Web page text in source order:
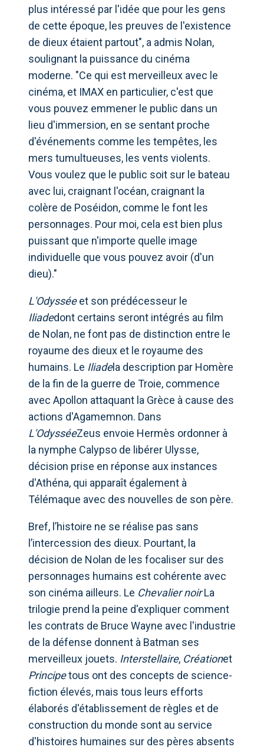
plus intéressé par l'idée que pour les gens
de cette époque, les preuves de l'existence
de dieux étaient partout", a admis Nolan,
soulignant la puissance du cinéma
moderne. "Ce qui est merveilleux avec le
cinéma, et IMAX en particulier, c'est que
vous pouvez emmener le public dans un
lieu d'immersion, en se sentant proche
d'événements comme les tempêtes, les
mers tumultueuses, les vents violents.
Vous voulez que le public soit sur le bateau
avec lui, craignant l'océan, craignant la
colère de Poséidon, comme le font les
personnages. Pour moi, cela est bien plus
puissant que n'importe quelle image
individuelle que vous pouvez avoir (d'un
dieu)."
L'Odysséeet son prédécesseur le
Iliadedont certains seront intégrés au film
de Nolan, ne font pas de distinction entre le
royaume des dieux et le royaume des
humains. Le Iliadela description par Homère
de la fin de la guerre de Troie, commence
avec Apollon attaquant la Grèce à cause des
actions d'Agamemnon. Dans
L'OdysséeZeus envoie Hermès ordonner à
la nymphe Calypso de libérer Ulysse,
décision prise en réponse aux instances
d'Athéna, qui apparaît également à
Télémaque avec des nouvelles de son père.
Bref, l’histoire ne se réalise pas sans
l’intercession des dieux. Pourtant, la
décision de Nolan de les focaliser sur des
personnages humains est cohérente avec
son cinéma ailleurs. Le Chevalier noirLa
trilogie prend la peine d'expliquer comment
les contrats de Bruce Wayne avec l'industrie
de la défense donnent à Batman ses
merveilleux jouets. Interstellaire, Créationet
Principetous ont des concepts de science-
fiction élevés, mais tous leurs efforts
élaborés d'établissement de règles et de
construction du monde sont au service
d'histoires humaines sur des pères absents